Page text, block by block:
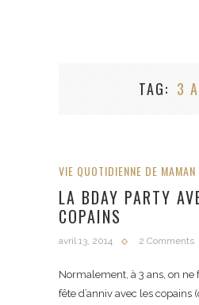
TAG 3
VIE QUOTIDIENNE DE MAMAN
LA BDAY PARTY
COPAINS
avril 13, 2014 2 Comments
Normalement, à 3 ans, on ne
fête d’anniv avec les copains